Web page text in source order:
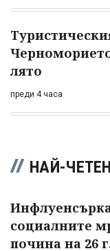
лято
преди 4 часа
НАЙ-
социалните
почина на 26